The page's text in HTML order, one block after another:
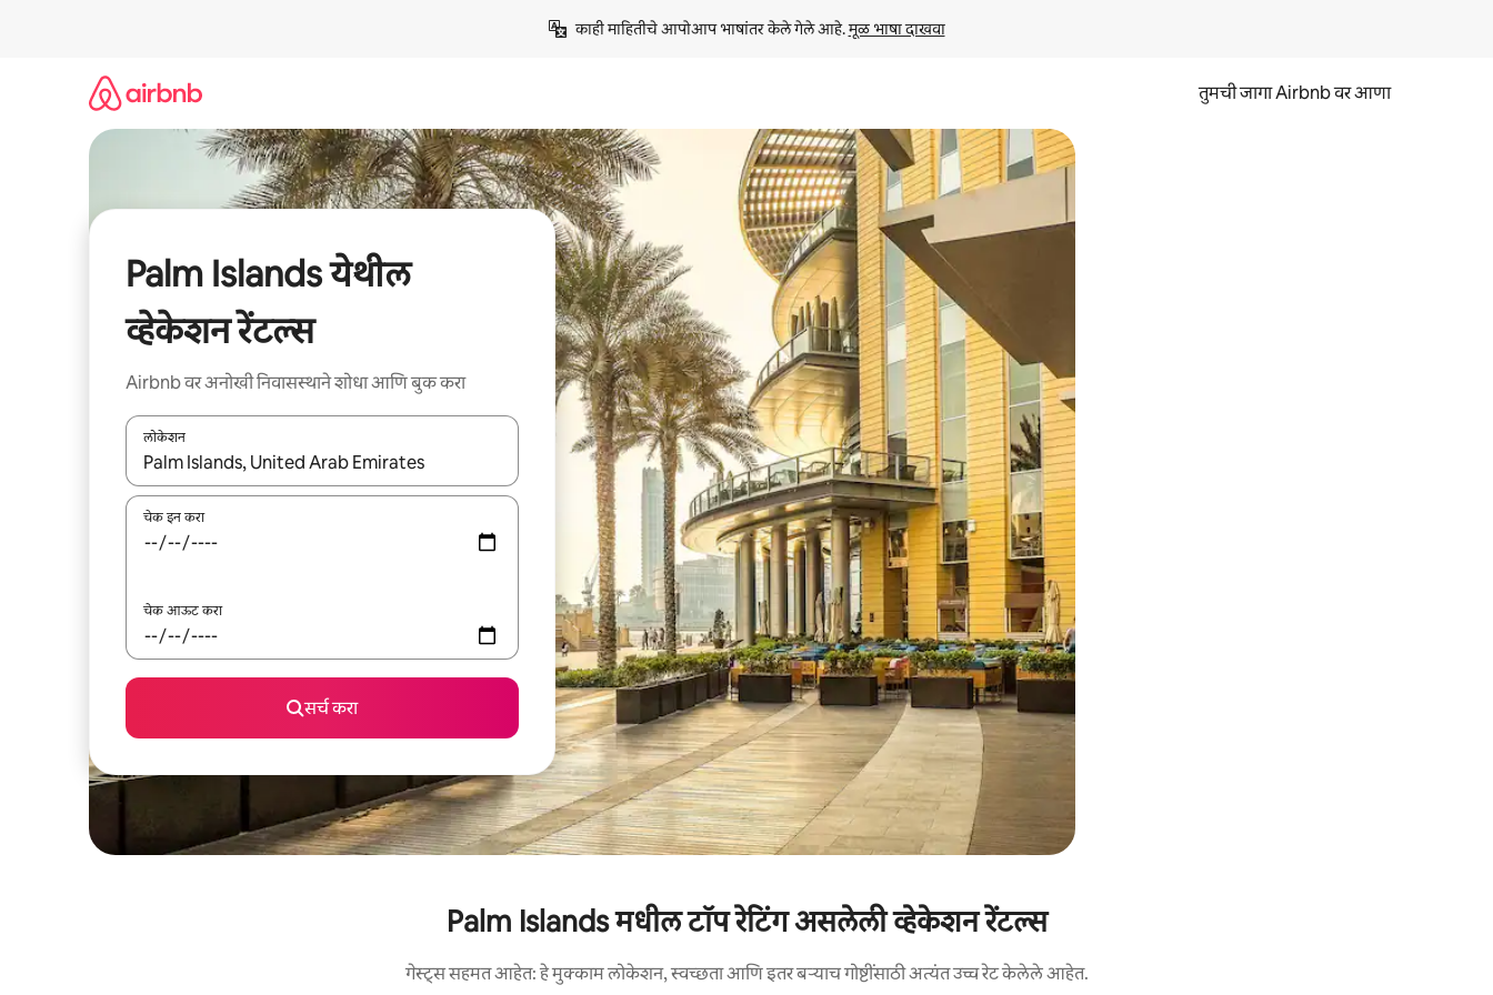
काही माहितीचे आपोआप भाषांतर केले गेले आहे. मूळ भाषा दाखवा
तुमची जागा Airbnb वर आणा
Palm Islands येथील
व्हेकेशन रेंटल्स
Airbnb वर अनोखी निवासस्थाने शोधा आणि बुक करा
लोकेशन
जेव्हा परिणाम उपलब्ध असतील, तेव्हा वरच्या आणि खाली बाणांच्या किजसह नेव्हिगेट करा किंवा स्पर्शाने स्वाइप जेश्चर्स वापरून एक्सप्लोर करा.
चेक इन करा
चेक आऊट करा
सर्च करा
Palm Islands मधील टॉप रेटिंग असलेली व्हेकेशन रेंटल्स
गेस्ट्स सहमत आहेत: हे मुक्काम लोकेशन, स्वच्छता आणि इतर बऱ्याच गोष्टींसाठी अत्यंत उच्च रेट केलेले आहेत.